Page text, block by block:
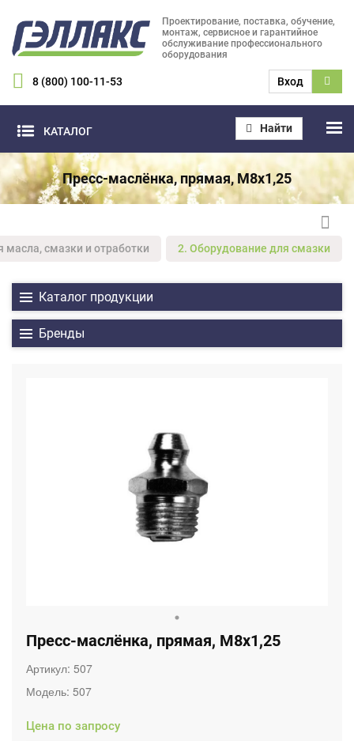
Проектирование, поставка, обучение,
монтаж, сервисное и гарантийное
обслуживание профессионального
оборудования
8 (800) 100-11-53 Вход
КАТАЛОГ Найти
Пресс-маслёнка, прямая, М8х1,25
смазки и отработки 2. Оборудование для смазки
Каталог продукции
Бренды
Пресс-маслёнка, прямая, М8х1,25
Артикул: 507
Модель: 507
Цена по запросу